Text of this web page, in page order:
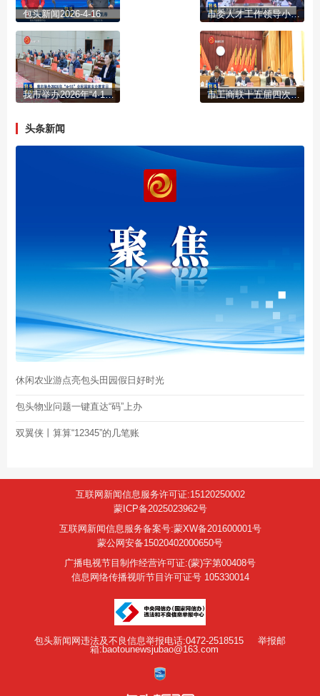
包头新闻2026-4-16 市委人才工作领导小组召开会议
我市举办2026年“4·15”全民国家安全教育日集中宣传活动 市工商联十五届四次执委会议召开
头条新闻
休闲农业游点亮包头田园假日好时光
包头物业问题一键直达“码”上办
双翼侠丨算算“12345”的几笔账
互联网新闻信息服务许可证:15120250002
蒙ICP备2025023962号
互联网新闻信息服务备案号:蒙XW备201600001号
蒙公网安备15020402000650号
广播电视节目制作经营许可证:(蒙)字第00408号
信息网络传播视听节目许可证号 105330014
包头新闻网违法及不良信息举报电话:0472-2518515
举报邮
箱:baotounewsjubao@163.com